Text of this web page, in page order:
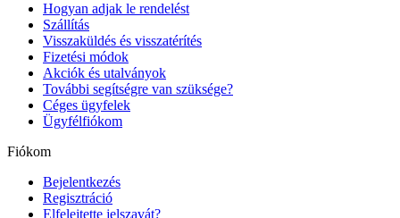
Hogyan adjak le rendelést
Szállítás
Visszaküldés és visszatérítés
Fizetési módok
Akciók és utalványok
További segítségre van szüksége?
Céges ügyfelek
Ügyfélfiókom
Fiókom
Bejelentkezés
Regisztráció
Elfelejtette jelszavát?